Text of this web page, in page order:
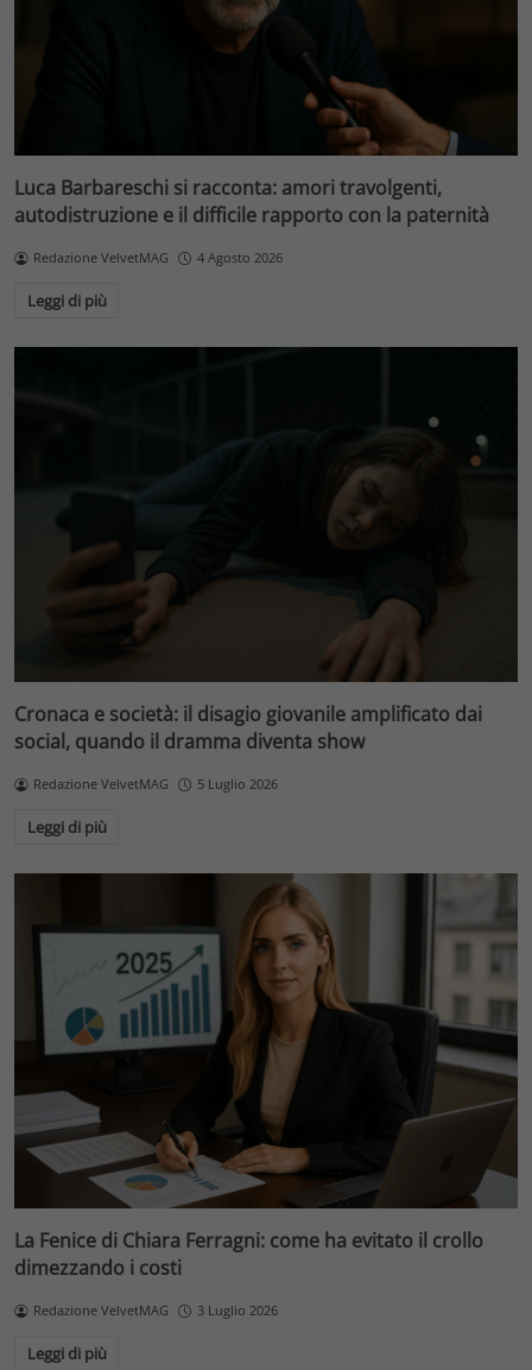
Luca Barbareschi si racconta: amori travolgenti,
autodistruzione e il difficile rapporto con la paternità
Redazione VelvetMAG 4 Agosto 2026
Leggi di più
Cronaca e società: il disagio giovanile amplificato dai
social, quando il dramma diventa show
Redazione VelvetMAG 5 Luglio 2026
Leggi di più
La Fenice di Chiara Ferragni: come ha evitato il crollo
dimezzando i costi
Redazione VelvetMAG 3 Luglio 2026
Leggi di più